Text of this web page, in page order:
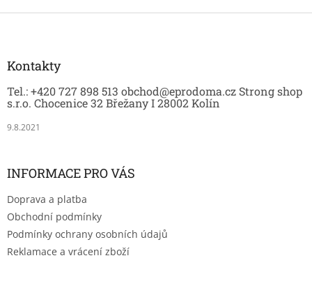
v
p
i
s
Z
Kontakty
Tel.: +420 727 898 513 obchod@eprodoma.cz Strong shop
s.r.o. Chocenice 32 Břežany I 28002 Kolín
9.8.2021
INFORMACE PRO VÁS
Doprava a platba
Obchodní podmínky
Podmínky ochrany osobních údajů
Reklamace a vrácení zboží